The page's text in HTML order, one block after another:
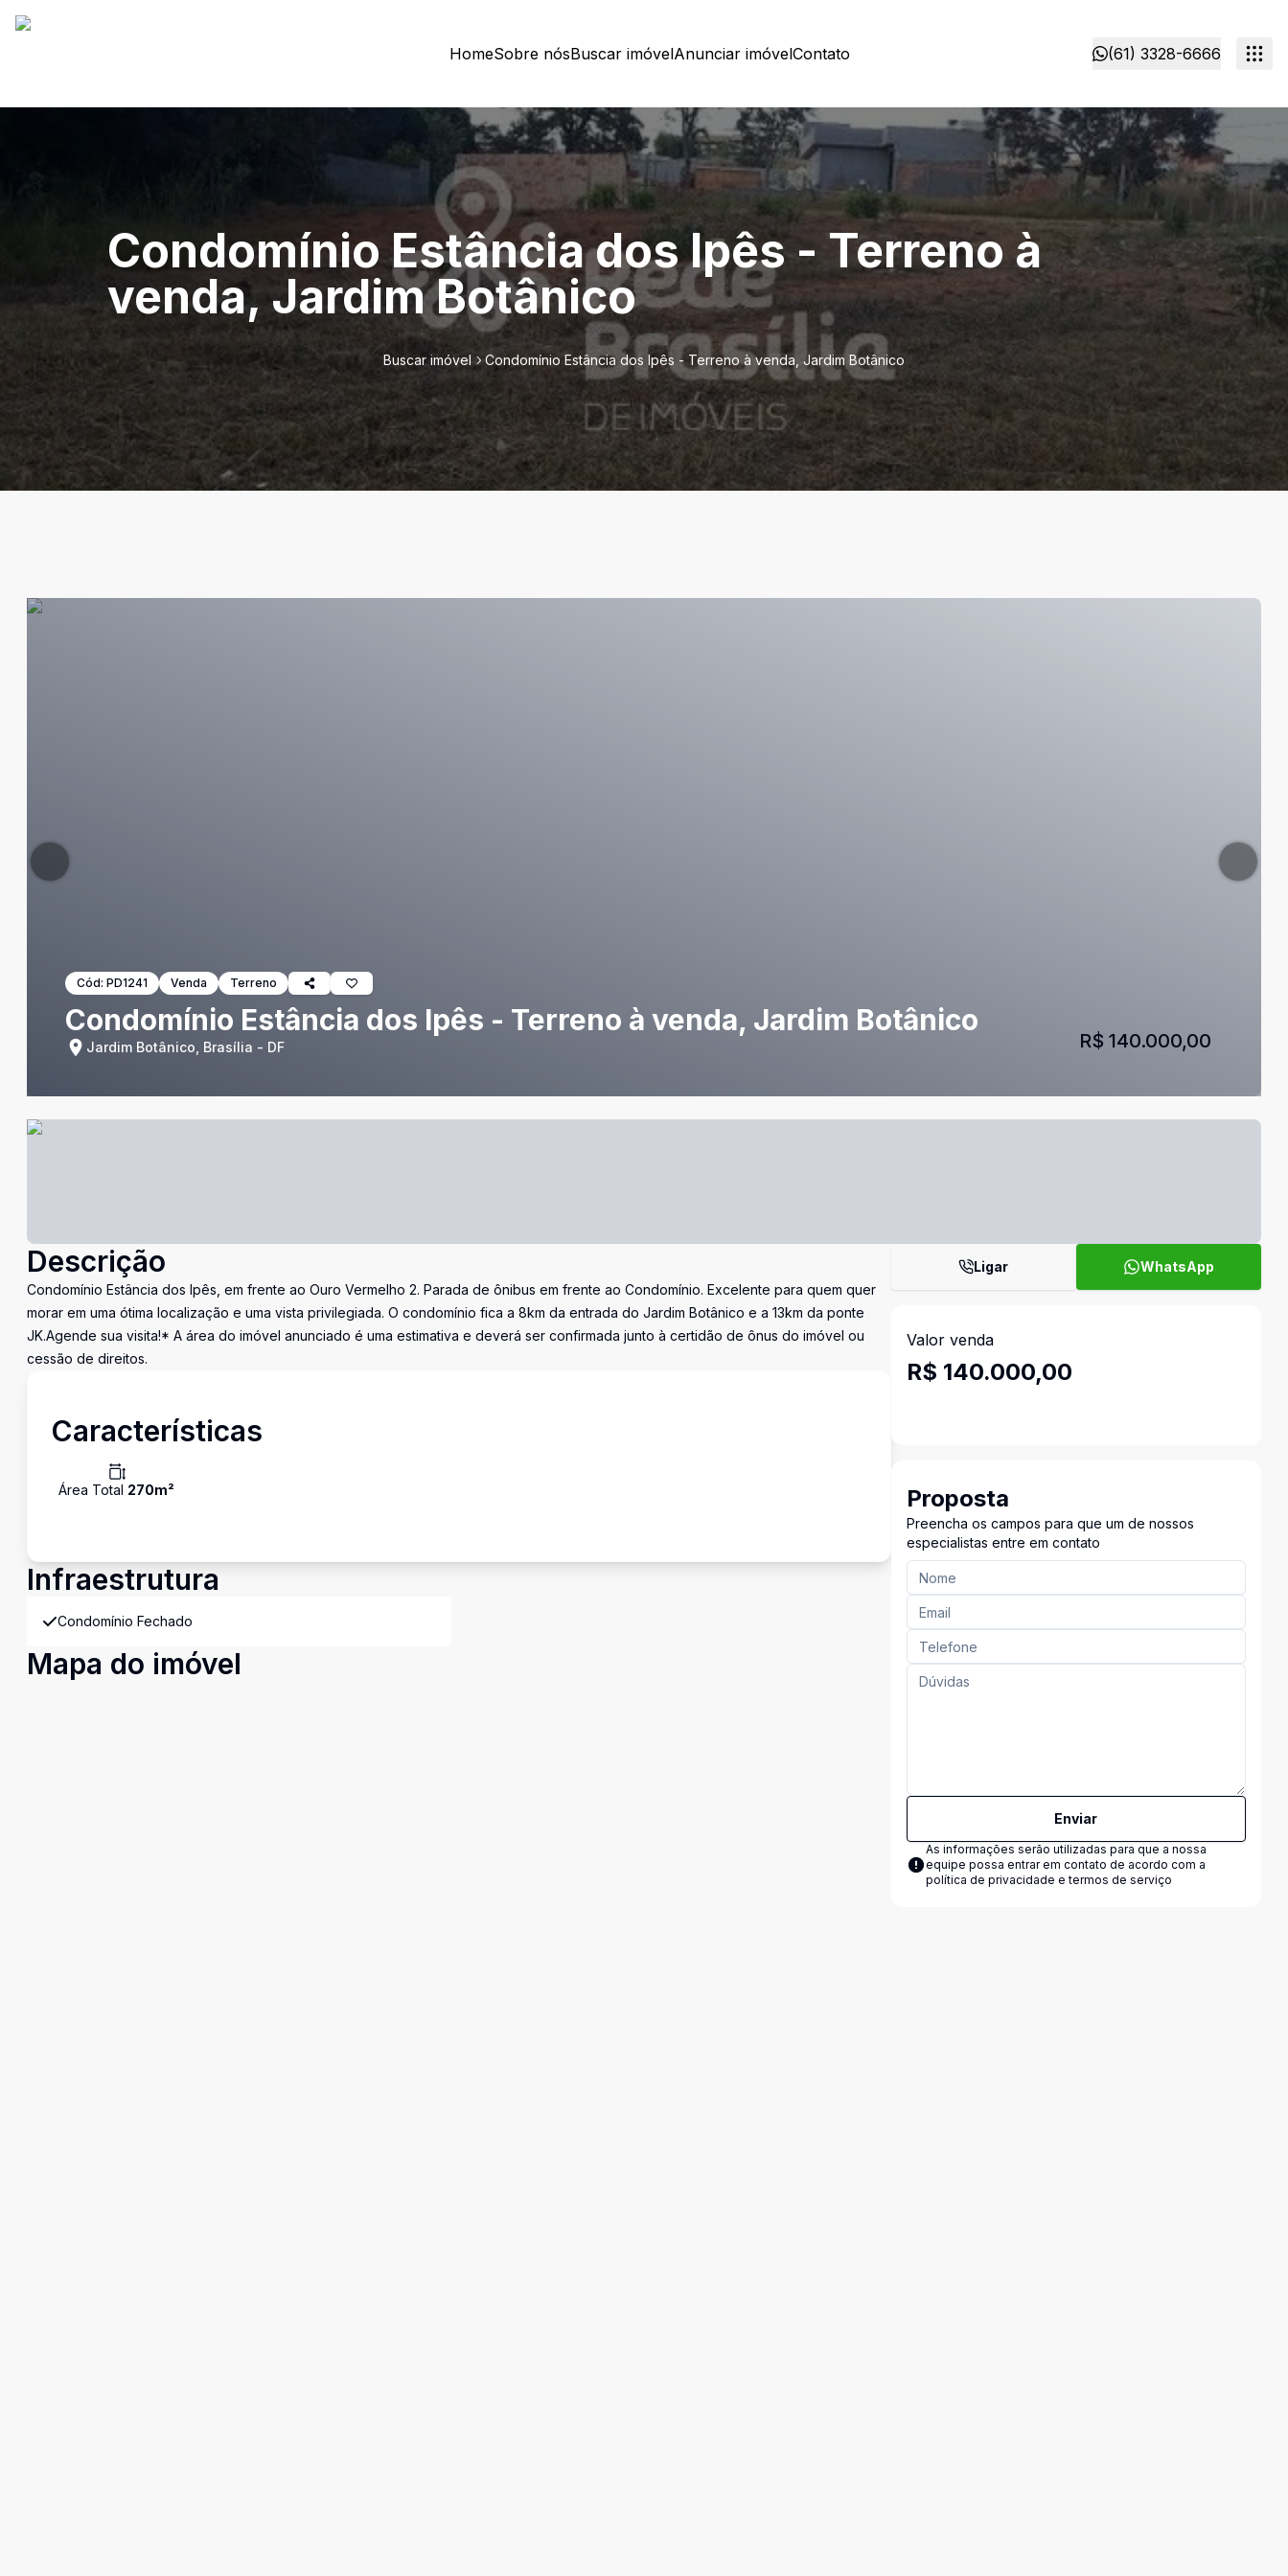
HomeSobre nósBuscar imóvelAnunciar imóvelContato (61) 3328-6666
Condomínio Estância dos Ipês - Terreno à
venda, Jardim Botânico
Buscar imóvel Condomínio Estância dos Ipês - Terreno à venda, Jardim Botânico
Cód: PD1241 Venda Terreno
Condomínio Estância dos Ipês - Terreno à venda, Jardim Botânico
Jardim Botânico, Brasília - DF R$ 140.000,00
Descrição
Condomínio Estância dos Ipês, em frente ao Ouro Vermelho 2. Parada de ônibus em frente ao Condomínio. Excelente para quem quer
morar em uma ótima localização e uma vista privilegiada. O condomínio fica a 8km da entrada do Jardim Botânico e a 13km da ponte
JK.Agende sua visita!* A área do imóvel anunciado é uma estimativa e deverá ser confirmada junto à certidão de ônus do imóvel ou
cessão de direitos.
Características
Área Total 270m²
Infraestrutura
Condomínio Fechado
Mapa do imóvel
Ligar WhatsApp
Valor venda
R$ 140.000,00
Proposta
Preencha os campos para que um de nossos
especialistas entre em contato
Enviar
As informações serão utilizadas para que a nossa
equipe possa entrar em contato de acordo com a
política de privacidade e termos de serviço